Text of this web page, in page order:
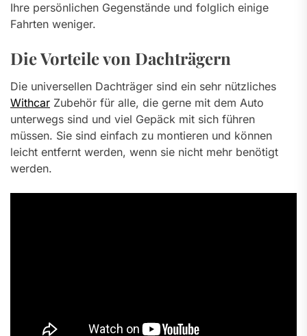
Ihre persönlichen Gegenstände und folglich einige
Fahrten weniger.
Die Vorteile von Dachträgern
Die universellen Dachträger sind ein sehr nützliches
Withcar Zubehör für alle, die gerne mit dem Auto
unterwegs sind und viel Gepäck mit sich führen
müssen. Sie sind einfach zu montieren und können
leicht entfernt werden, wenn sie nicht mehr benötigt
werden.